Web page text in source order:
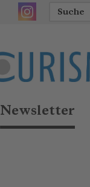
Newsletter